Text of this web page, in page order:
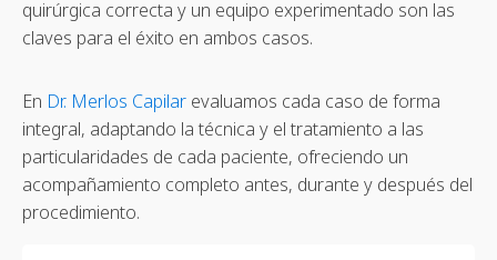
quirúrgica correcta y un equipo experimentado son las
claves para el éxito en ambos casos.
En Dr. Merlos Capilar evaluamos cada caso de forma
integral, adaptando la técnica y el tratamiento a las
particularidades de cada paciente, ofreciendo un
acompañamiento completo antes, durante y después del
procedimiento.